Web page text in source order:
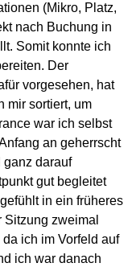
(Mikro, Platz,
nach Buchung in
Somit konnte ich
Der
vorgesehen, hat
mir sortiert, um
war ich selbst
an geherrscht
ganz darauf
gut begleitet
in ein früheres
Sitzung zweimal
ich im Vorfeld auf
ich war danach